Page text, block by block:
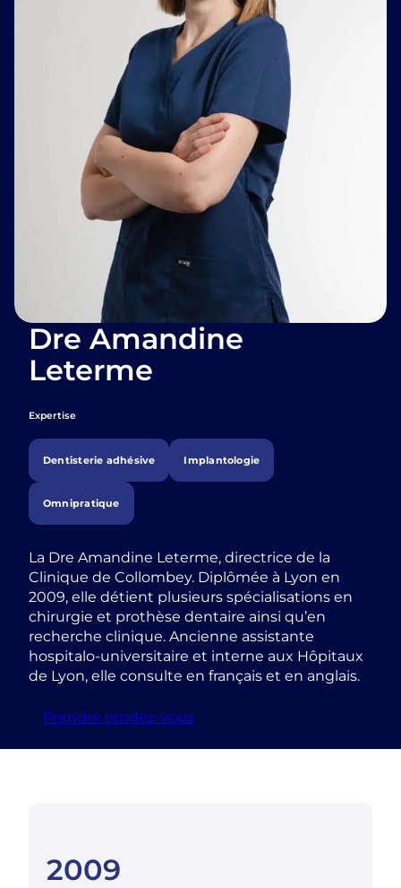
Dre Amandine
Leterme
Expertise
Dentisterie adhésive Implantologie
Omnipratique
La Dre Amandine Leterme, directrice de la
Clinique de Collombey. Diplômée à Lyon en
2009, elle détient plusieurs spécialisations en
chirurgie et prothèse dentaire ainsi qu’en
recherche clinique. Ancienne assistante
hospitalo-universitaire et interne aux Hôpitaux
de Lyon, elle consulte en français et en anglais.
Prendre rendez-vous
2009